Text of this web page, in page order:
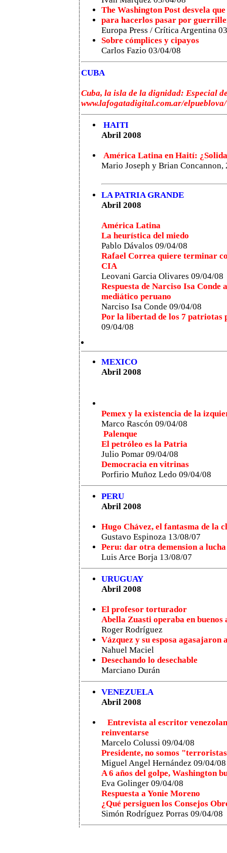
The Washington Post desvela
para hacerlos pasar por
Europa Press / Crítica Argentina
Sobre cómplices y cipayos
Carlos Fazio 03/04/08
CUBA
Cuba, la isla de la dignidad: Especial
www.lafogatadigital.com.ar/elpueblova/
HAITI
Abril 2008
América Latina en Haití:
Mario Joseph y Brian Concannon,
LA PATRIA GRANDE
Abril 2008
América Latina
La heurística del miedo
Pablo Dávalos 09/04/08
Rafael Correa quiere terminar
CIA
Leovani Garcia Olivares 09/04/08
Respuesta de Narciso Isa
mediático peruano
Narciso Isa Conde 09/04/08
Por la libertad de los 7 patriotas
09/04/08
MEXICO
Abril 2008
Pemex y la existencia de la
Marco Rascón 09/04/08
Palenque
El petróleo es la Patria
Julio Pomar 09/04/08
Democracia en vitrinas
Porfirio Muñoz Ledo 09/04/08
PERU
Abril 2008
Hugo Chávez, el fantasma de la
Gustavo Espinoza 13/08/07
Peru: dar otra demension a
Luis Arce Borja 13/08/07
URUGUAY
Abril 2008
El profesor torturador
Abella Zuasti operaba en buenos
Roger Rodríguez
Vázquez y su esposa
Nahuel Maciel
Desechando lo desechable
Marciano Durán
VENEZUELA
Abril 2008
Entrevista al escritor
reinventarse
Marcelo Colussi 09/04/08
Presidente, no somos
Miguel Angel Hernández 09/04/08
A 6 años del golpe, Washington
Eva Golinger 09/04/08
Respuesta a Yonie Moreno
¿Qué persiguen los Consejos
Simón Rodríguez Porras 09/04/08